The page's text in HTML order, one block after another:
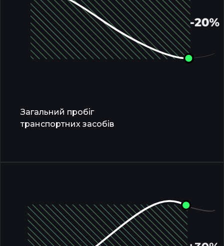
Загальний пробіг
транспортних засобів